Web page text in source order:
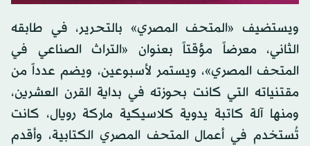
ويستضيف «المتحف المصري» بالتحرير، في طابقه
الثاني، معرضاً مؤقتاً بعنوان «التراث الصناعي في
المتحف المصري»، ويستمر لأسبوعين، ويضم عدداً من
مقتنياته التي كانت بحوزته في بداية القرن العشرين،
ومنها آلة كاتبة يدوية كلاسيكية ماركة رويال، كانت
تُستخدم في أعمال المتحف المصري الكتابية، وأقدم